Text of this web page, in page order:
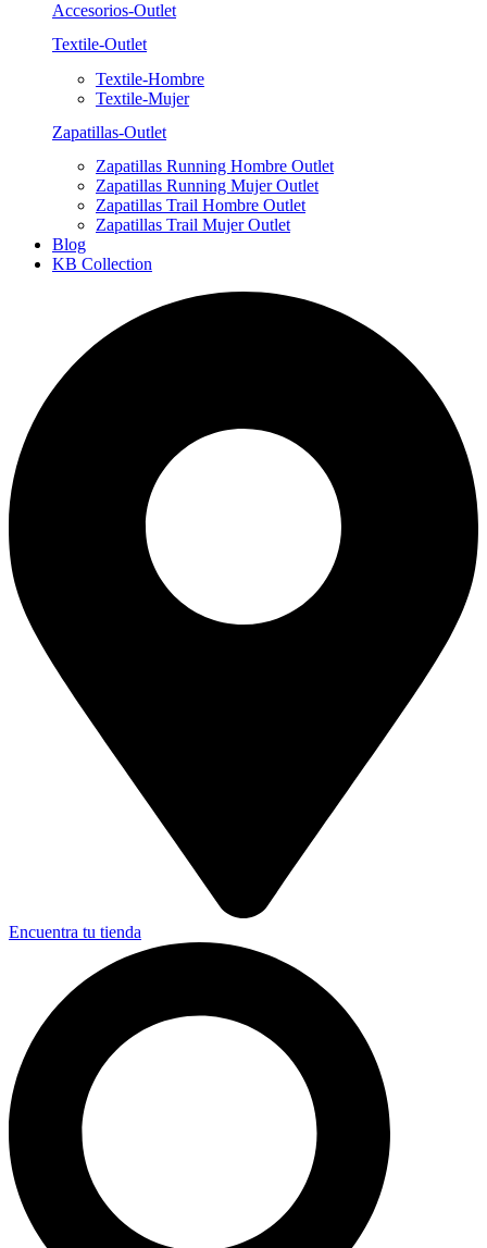
Accesorios-Outlet
Textile-Outlet
Textile-Hombre
Textile-Mujer
Zapatillas-Outlet
Zapatillas Running Hombre Outlet
Zapatillas Running Mujer Outlet
Zapatillas Trail Hombre Outlet
Zapatillas Trail Mujer Outlet
Blog
KB Collection
Encuentra tu tienda